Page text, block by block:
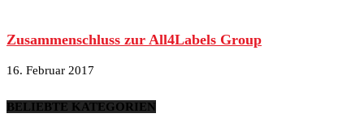
Zusammenschluss zur All4Labels Group
16. Februar 2017
BELIEBTE KATEGORIEN